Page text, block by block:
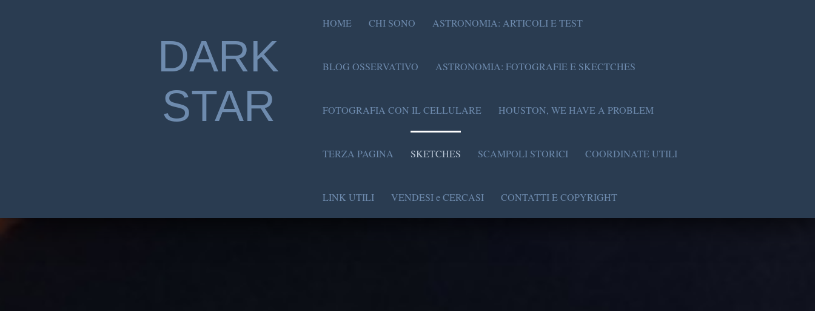
DARK
STAR
HOME CHI SONO ASTRONOMIA: ARTICOLI E TEST
BLOG OSSERVATIVO ASTRONOMIA: FOTOGRAFIE E SKECTCHES
FOTOGRAFIA CON IL CELLULARE HOUSTON, WE HAVE A PROBLEM
TERZA PAGINA SKETCHES SCAMPOLI STORICI COORDINATE UTILI
LINK UTILI VENDESI e CERCASI CONTATTI E COPYRIGHT